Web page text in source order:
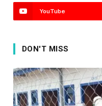
YouTube
DON'T MISS